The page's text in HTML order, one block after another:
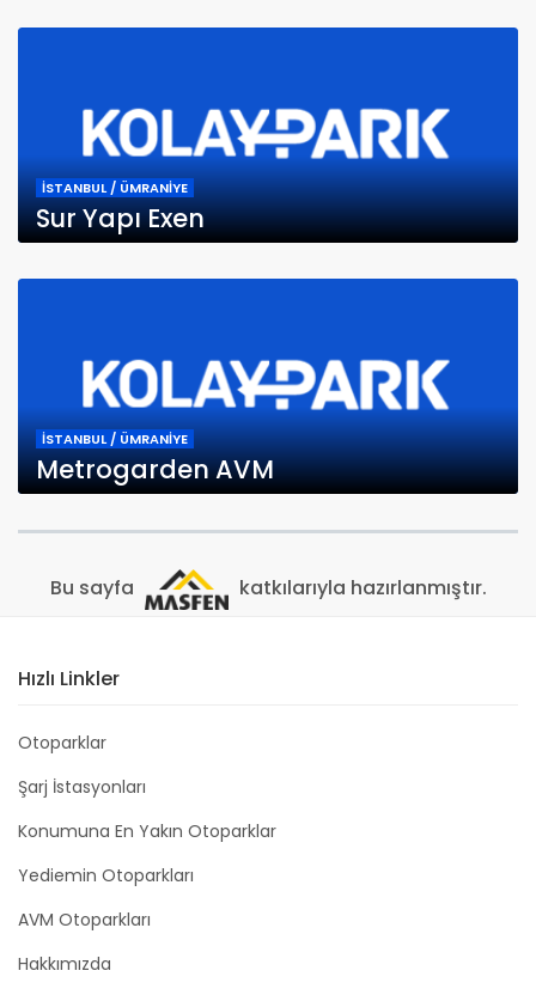
İSTANBUL / ÜMRANİYE
Sur Yapı Exen
İSTANBUL / ÜMRANİYE
Metrogarden AVM
Bu sayfa katkılarıyla hazırlanmıştır.
Hızlı Linkler
Otoparklar
Şarj İstasyonları
Konumuna En Yakın Otoparklar
Yediemin Otoparkları
AVM Otoparkları
Hakkımızda